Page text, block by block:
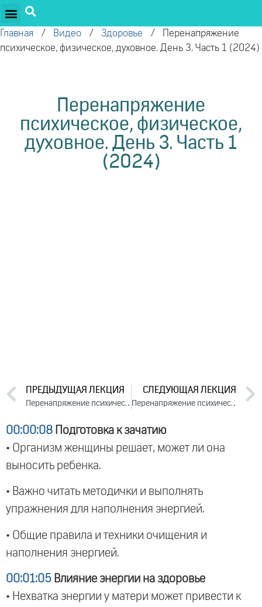
Главная / Видео / Здоровье /
Перенапряжение
психическое, физическое, духовное. День 3. Часть 1 (2024)
Перенапряжение
психическое, физическое,
духовное. День 3. Часть 1
(2024)
ПРЕДЫДУЩАЯ ЛЕКЦИЯ
Перенапряжение психическое, физическое, духовное. День 2. Часть 2 (2024)
СЛЕДУЮЩАЯ ЛЕКЦИЯ
Перенапряжение психическое, физическое, духовное. День 3. Часть 2 (2024)
00:00:08 Подготовка к зачатию
• Организм женщины решает, может ли она
выносить ребенка.
• Важно читать методички и выполнять
упражнения для наполнения энергией.
• Общие правила и техники очищения и
наполнения энергией.
00:01:05 Влияние энергии на здоровье
• Нехватка энергии у матери может привести к